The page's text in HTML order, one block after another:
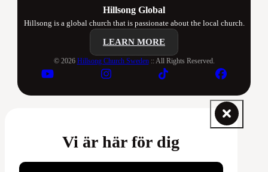
Hillsong Global
Hillsong is a global church that is passionate about the local church.
LEARN MORE
© 2026 Hillsong Church Sweden:: All Rights Reserved.
Vi är här för dig